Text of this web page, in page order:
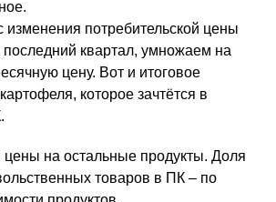
изменения потребительской цены
последний квартал, умножаем на
цену. Вот и итоговое
которое зачтётся в
цены на остальные продукты. Доля
товаров в ПК – по